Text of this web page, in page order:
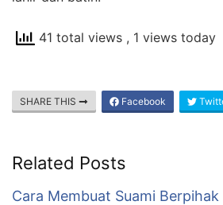
41 total views , 1 views today
SHARE THIS Facebook
Related Posts
Cara Membuat Suami